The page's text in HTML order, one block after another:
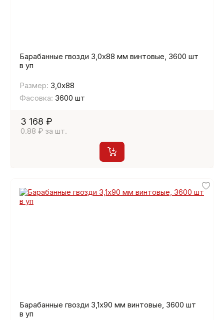
Барабанные гвозди 3,0х88 мм винтовые, 3600 шт
в уп
Размер: 3,0х88
Фасовка: 3600 шт
3 168 ₽
0.88 ₽ за шт.
Барабанные гвозди 3,1х90 мм винтовые, 3600 шт
в уп